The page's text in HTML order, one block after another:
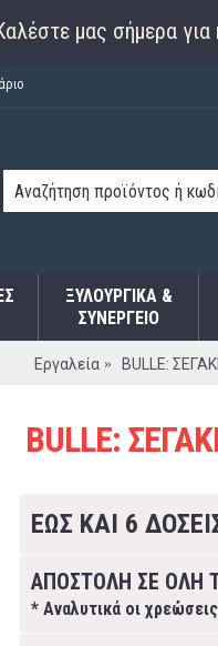
μας σήμερα για
ΞΥΛΟΥΡΓΙΚΑ &
ΣΥΝΕΡΓΕΙΟ
Εργαλεία BULLE:
BULLE:
ΕΩΣ ΚΑΙ 6
ΑΠΟΣΤΟΛΗ ΣΕ ΟΛΗ
* Αναλυτικά οι χρεώσεις